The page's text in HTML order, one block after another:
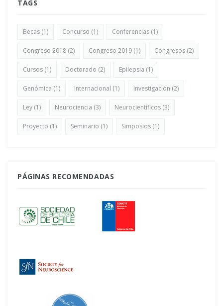
TAGS
Becas (1) Concurso (1) Conferencias (1)
Congreso 2018 (2) Congreso 2019 (1) Congresos (2)
Cursos (1) Doctorado (2) Epilepsia (1)
Genómica (1) Internacional (1) Investigación (2)
Ley (1) Neurociencia (3) Neurocientíficos (3)
Proyecto (1) Seminario (1) Simposios (1)
PÁGINAS RECOMENDADAS